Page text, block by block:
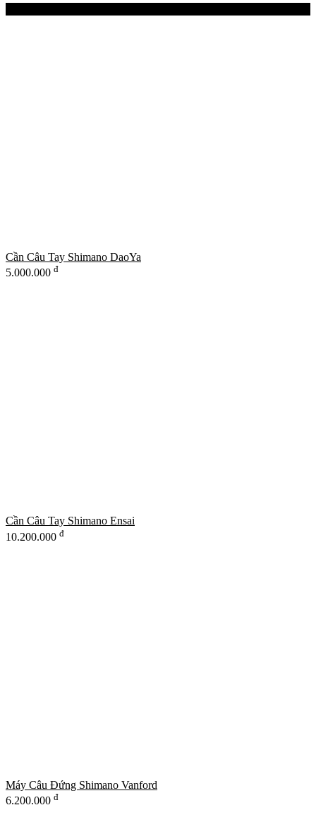
Cần Câu Tay Shimano DaoYa
5.000.000 đ
Cần Câu Tay Shimano Ensai
10.200.000 đ
Máy Câu Đứng Shimano Vanford
6.200.000 đ